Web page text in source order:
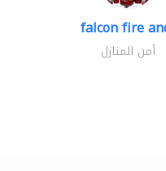
falcon fire
أمن المنازل